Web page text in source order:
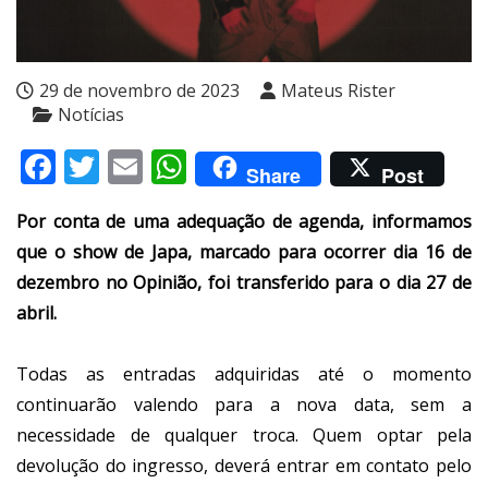
29 de novembro de 2023
Mateus Rister
Notícias
Facebook
Twitter
EmailWhatsApp
Share Post
Por conta de uma adequação de agenda, informamos
que o show de Japa, marcado para ocorrer dia 16 de
dezembro no Opinião, foi transferido para o dia 27 de
abril.
Todas as entradas adquiridas até o momento
continuarão valendo para a nova data, sem a
necessidade de qualquer troca. Quem optar pela
devolução do ingresso, deverá entrar em contato pelo